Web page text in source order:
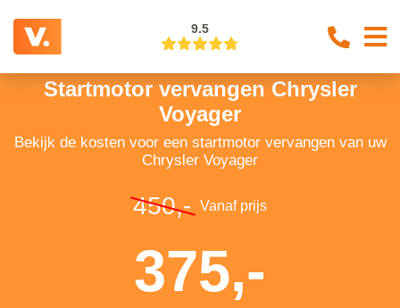
9.5
Startmotor vervangen Chrysler
Voyager
Bekijk de kosten voor een startmotor vervangen van uw
Chrysler Voyager
450,- Vanaf prijs
375,-